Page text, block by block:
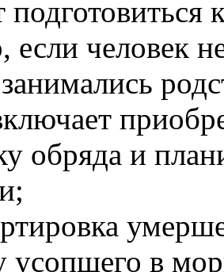
если человек
обряда и
усопшего в